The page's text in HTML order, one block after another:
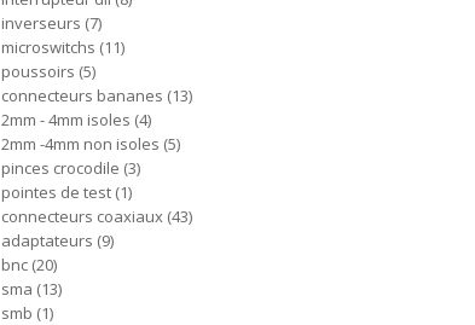
inverseurs 7
microswitchs 11
poussoirs 5
connecteurs bananes 13
2mm - 4mm isoles 4
2mm -4mm non isoles 5
pinces crocodile 3
pointes de test 1
connecteurs coaxiaux 43
adaptateurs 9
bnc 20
sma 13
smb 1